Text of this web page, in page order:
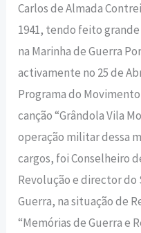
Carlos de Almada
1941, tendo feito
na Marinha de Guerra
activamente no 25 de
Programa do
canção “Grândola Vila
operação militar dessa
cargos, foi Conselheiro
Revolução e director do
Guerra, na situação de
“Memórias de Guerra e